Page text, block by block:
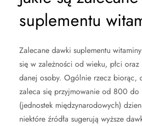
suplementu
Zalecane dawki suplementu
się w zależności od wieku, płci oraz
danej osoby. Ogólnie rzecz biorąc,
zaleca się przyjmowanie od 800
(jednostek międzynarodowych)
niektóre źródła sugerują wyższe